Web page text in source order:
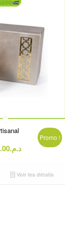
د.م.Le
actuel
Promo !
Voir les détails